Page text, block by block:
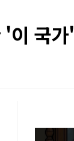
'이 국가'